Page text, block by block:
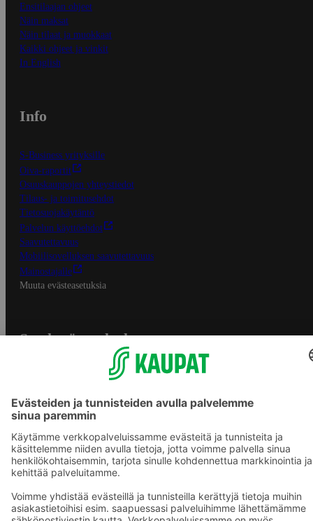
Ensitilaajan ohjeet
Näin maksat
Näin tilaat ja muokkaat
Kaikki ohjeet ja vinkit
In English
Info
S-Business yrityksille
Oiva-raportit
Osuuskauppojen yhteystiedot
Tilaus- ja toimitusehdot
Tietosuojakäytäntö
Palvelun käyttöehdot
Saavutettavuus
Mobiilisovelluksen saavutettavuus
Mainostajalle
Muuta evästeasetuksia
S-ryhmän palvelut
Yhteishyvä Ruoka -sovellus
S-ostoslista -sovellus
Prisma.fi
Sokos.fi
S-Pankki
Sokos Hotels
Raflaamo